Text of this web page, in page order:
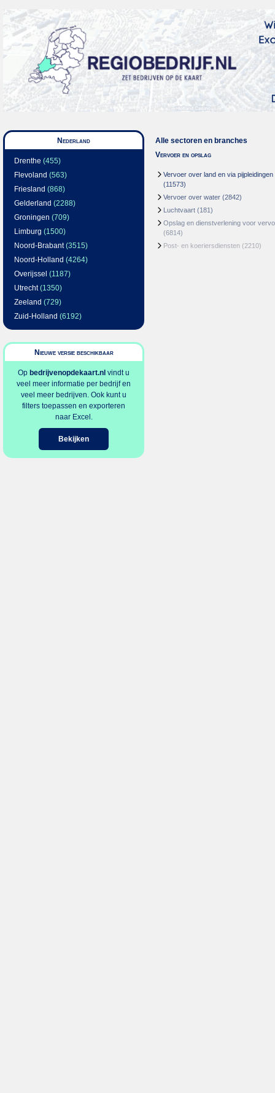
Nederland
Drenthe (455)
Flevoland (563)
Friesland (868)
Gelderland (2288)
Groningen (709)
Limburg (1500)
Noord-Brabant(3515)
Noord-Holland (4264)
Overijssel (1187)
Utrecht(1350)
Zeeland (729)
Zuid-Holland (6192)
Nieuwe versie beschikbaar
Op bedrijvenopdekaart.nl vindt u
veel meer informatie per bedrijf en
veel meer bedrijven. Ook kunt u
filters toepassen en exporteren
naar Excel.
Bekijken
Alle sectoren en branches
Vervoer en opslag
Vervoer over land en via pijpleidingen
(11573)
Vervoer over water (2842)
Luchtvaart (181)
Opslag en dienstverlening voor
(6814)
Post- en koeriersdiensten (2210)